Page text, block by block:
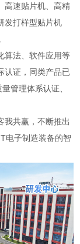
高速贴片机、高精
发打样型贴片机
法、软件应用等
认证，同类产品已
管理体系认证、
共赢，不断推出
电子制造装备的智